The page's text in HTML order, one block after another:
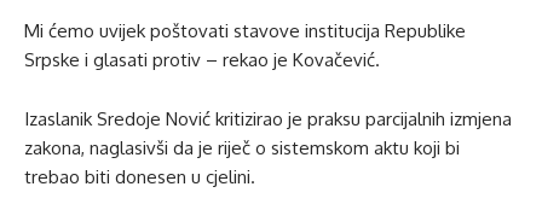
Mi ćemo uvijek poštovati stavove institucija Republike
Srpske i glasati protiv – rekao je Kovačević.
Izaslanik Sredoje Nović kritizirao je praksu parcijalnih izmjena
zakona, naglasivši da je riječ o sistemskom aktu koji bi
trebao biti donesen u cjelini.